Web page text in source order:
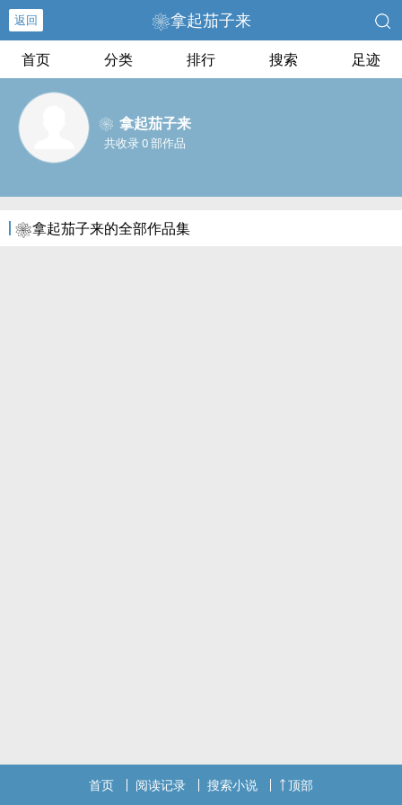
返回 ❀拿起茄子来
首页 分类 排行 搜索 足迹
❀拿起茄子来
共收录 0 部作品
❀拿起茄子来的全部作品集
首页 阅读记录 搜索小说 顶部